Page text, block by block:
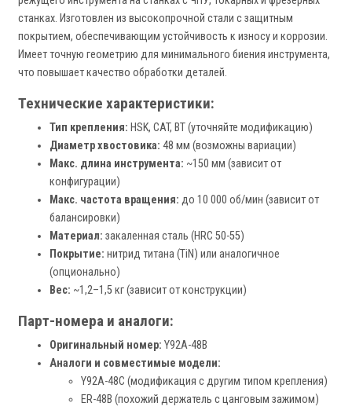
станках. Изготовлен из высокопрочной стали с защитным
покрытием, обеспечивающим устойчивость к износу и коррозии.
Имеет точную геометрию для минимального биения инструмента,
что повышает качество обработки деталей.
Технические характеристики:
Тип крепления: HSK, CAT, BT (уточняйте модификацию)
Диаметр хвостовика: 48 мм (возможны вариации)
Макс. длина инструмента: ~150 мм (зависит от
конфигурации)
Макс. частота вращения: до 10 000 об/мин (зависит от
балансировки)
Материал: закаленная сталь (HRC 50-55)
Покрытие: нитрид титана (TiN) или аналогичное
(опционально)
Вес: ~1,2–1,5 кг (зависит от конструкции)
Парт-номера и аналоги:
Оригинальный номер: Y92A-48B
Аналоги и совместимые модели:
Y92A-48C (модификация с другим типом крепления)
ER-48B (похожий держатель с цанговым зажимом)